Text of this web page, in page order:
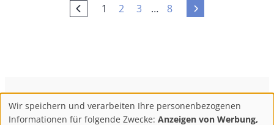
Seitennummerierung
Vorherige
Current
1 Seite
2 Seite
3 …
Letzte
Seite
8
Nächste
Footer
ConBrio Kulturmedienhaus AGB
Datenschutz
Impressum
Info & Kontakt
Use
Wir speichern und verarbeiten Ihre personenbezogenen
Informationen für folgende Zwecke: Anzeigen von Werbung,